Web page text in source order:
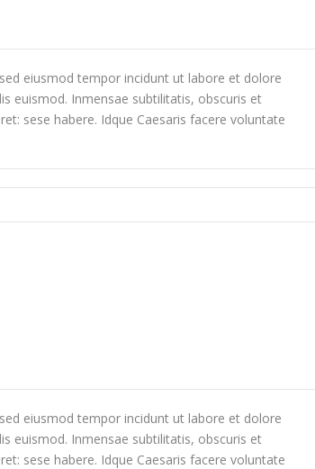
eiusmod tempor incidunt ut labore et dolore
euismod. Inmensae subtilitatis, obscuris et
sese habere. Idque Caesaris facere voluntate
eiusmod tempor incidunt ut labore et dolore
euismod. Inmensae subtilitatis, obscuris et
sese habere. Idque Caesaris facere voluntate